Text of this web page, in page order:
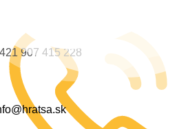
907 415 228